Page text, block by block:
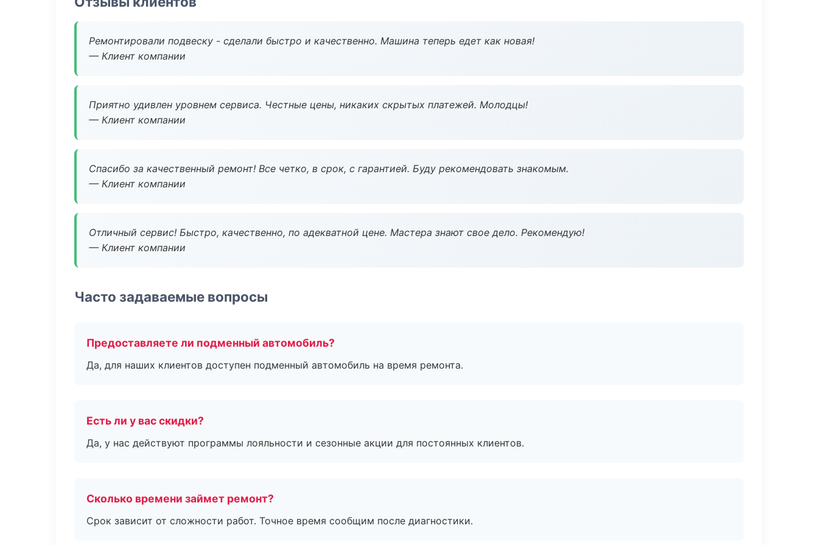
Ремонтировали подвеску - сделали быстро и качественно. Машина теперь едет как новая!
— Клиент компании
Приятно удивлен уровнем сервиса. Честные цены, никаких скрытых платежей. Молодцы!
— Клиент компании
Спасибо за качественный ремонт! Все четко, в срок, с гарантией. Буду рекомендовать знакомым.
— Клиент компании
Отличный сервис! Быстро, качественно, по адекватной цене. Мастера знают свое дело. Рекомендую!
— Клиент компании
Часто задаваемые вопросы
Предоставляете ли подменный автомобиль?
Да, для наших клиентов доступен подменный автомобиль на время ремонта.
Есть ли у вас скидки?
Да, у нас действуют программы лояльности и сезонные акции для постоянных клиентов.
Сколько времени займет ремонт?
Срок зависит от сложности работ. Точное время сообщим после диагностики.